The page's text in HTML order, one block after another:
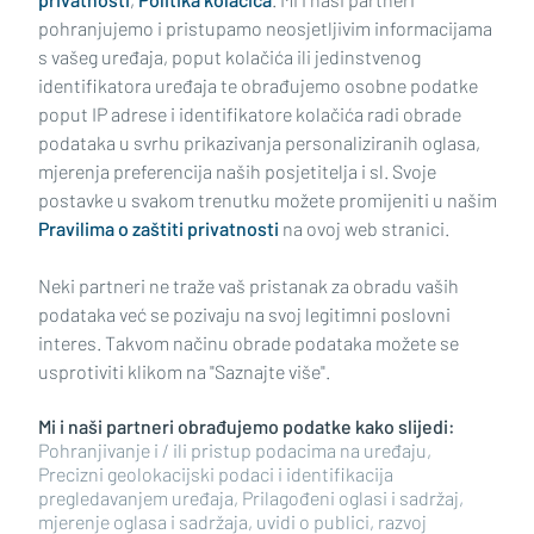
Impressum Uvjeti korištenja Politika privatnosti
Politika kolačića Kontakt Pritužbe Suradnici
Oglašavanje
RUBRIKE
BRODSKO-POSAVSKA ŽUPANIJA
POŽEŠKO-SLAVONSKA ŽUPANIJA
pohranjujemo i pristupamo neosjetljivim informacijama
s vašeg uređaja, poput kolačića ili jedinstvenog
identifikatora uređaja te obrađujemo osobne podatke
poput IP adrese i identifikatore kolačića radi obrade
podataka u svrhu prikazivanja personaliziranih oglasa,
mjerenja preferencija naših posjetitelja i sl. Svoje
postavke u svakom trenutku možete promijeniti u našim
Pravilima o zaštiti privatnosti na ovoj web stranici.
Neki partneri ne traže vaš pristanak za obradu vaših
podataka već se pozivaju na svoj legitimni poslovni
interes. Takvom načinu obrade podataka možete se
usprotiviti klikom na "Saznajte više".
Mi i naši partneri obrađujemo podatke kako slijedi:
Pohranjivanje i / ili pristup podacima na uređaju,
Precizni geolokacijski podaci i identifikacija
pregledavanjem uređaja, Prilagođeni oglasi i sadržaj,
mjerenje oglasa i sadržaja, uvidi o publici, razvoj